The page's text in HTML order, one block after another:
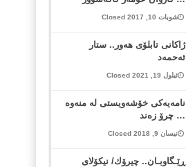
شوبات 10, 2017 Closed
ژاكانی تابلۆی هه‌ور.. ستار
ئه‌حمه‌د
ئیلول 19, 2021 Closed
نامەیەکی خۆشەویستی لە منەوە
… چرۆ زەند
نیسان 9, 2018 Closed
ڕێـگاوبـان.. چیرۆك/ نیكۆلای